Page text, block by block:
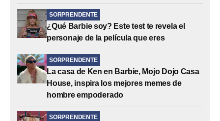
SORPRENDENTE
¿Qué Barbie soy? Este test te revela el
personaje de la película que eres
SORPRENDENTE
La casa de Ken en Barbie, Mojo Dojo Casa
House, inspira los mejores memes de
hombre empoderado
SORPRENDENTE